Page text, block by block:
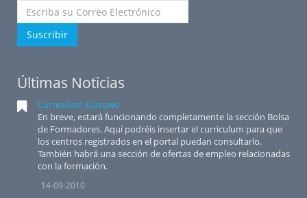
Suscribir
Últimas Noticias
Curriculum Europeo
En breve, estará funcionando completamente la sección Bolsa
de Formadores. Aquí podréis insertar el curriculum para que
los centros registrados en el portal puedan consultarlo.
También habrá una sección de ofertas de empleo relacionadas
con la formación.
14-09-2010